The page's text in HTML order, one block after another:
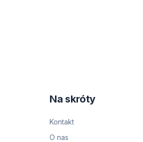
Na skróty
Kontakt
O nas